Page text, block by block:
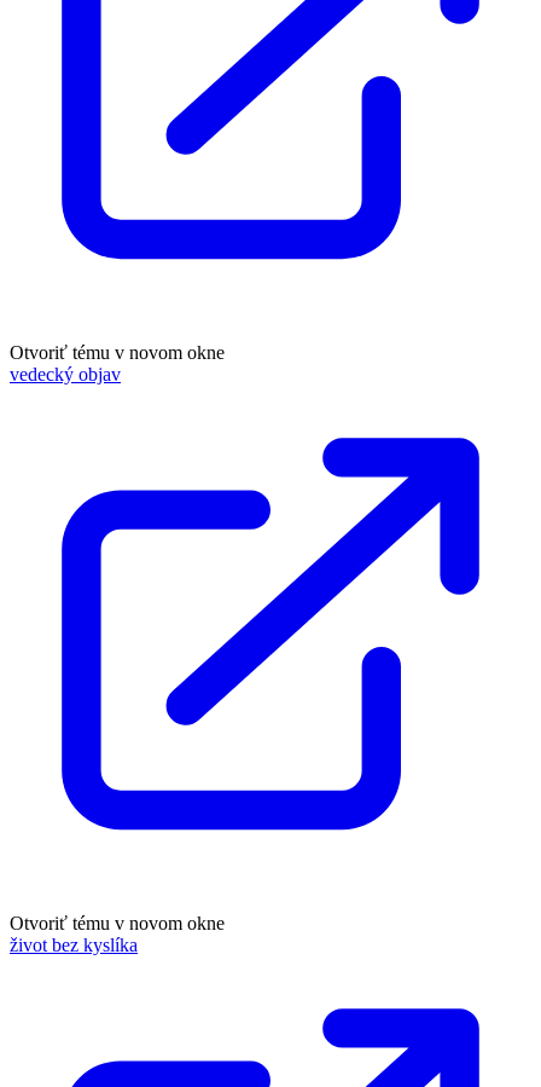
Otvoriť tému v novom okne
vedecký objav
Otvoriť tému v novom okne
život bez kyslíka